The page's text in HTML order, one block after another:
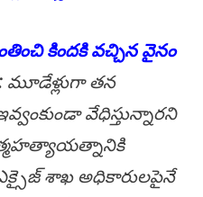
కింద‌కి వ‌చ్చిన వైనం
మూడేళ్లుగా త‌న
వేధిస్తున్నార‌ని
ఎక్సైజ్ శాఖ అధికారుల‌పైనే